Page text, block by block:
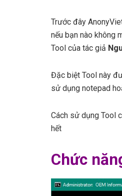
Trước đây
nếu bạn nào không
Tool của tác giả
Đặc biệt Tool này
sử dụng notepad
Cách sử dụng Tool
hết
Chức